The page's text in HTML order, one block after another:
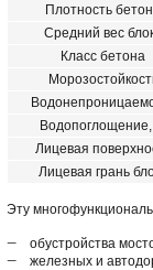
Плотность
Средний вес
Класс бетона
Лицевая
Лицевая грань
Эту
обустройства
железных и